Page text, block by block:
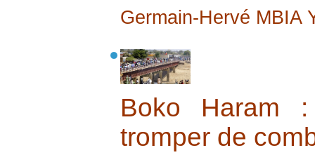
Germain-Hervé MBIA
Boko
tromper de